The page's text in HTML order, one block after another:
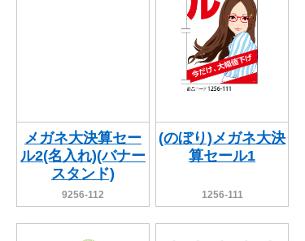
メガネ大決算セー
ル2(名入れ)(バナー
スタンド)
9256-112
(のぼり)メガネ大決
算セール1
1256-111